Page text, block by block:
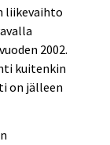
liikevaihto
2002.
kuitenkin
on jälleen